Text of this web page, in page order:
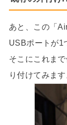
あと、この「
USBポートが1
そこにこれま
り付けてみます